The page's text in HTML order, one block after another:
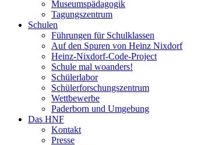
Museumspädagogik
Tagungszentrum
Schulen
Führungen für Schulklassen
Auf den Spuren von Heinz Nixdorf
Heinz-Nixdorf-Code-Project
Schule mal woanders!
Schülerlabor
Schülerforschungszentrum
Wettbewerbe
Paderborn und Umgebung
Das HNF
Kontakt
Presse